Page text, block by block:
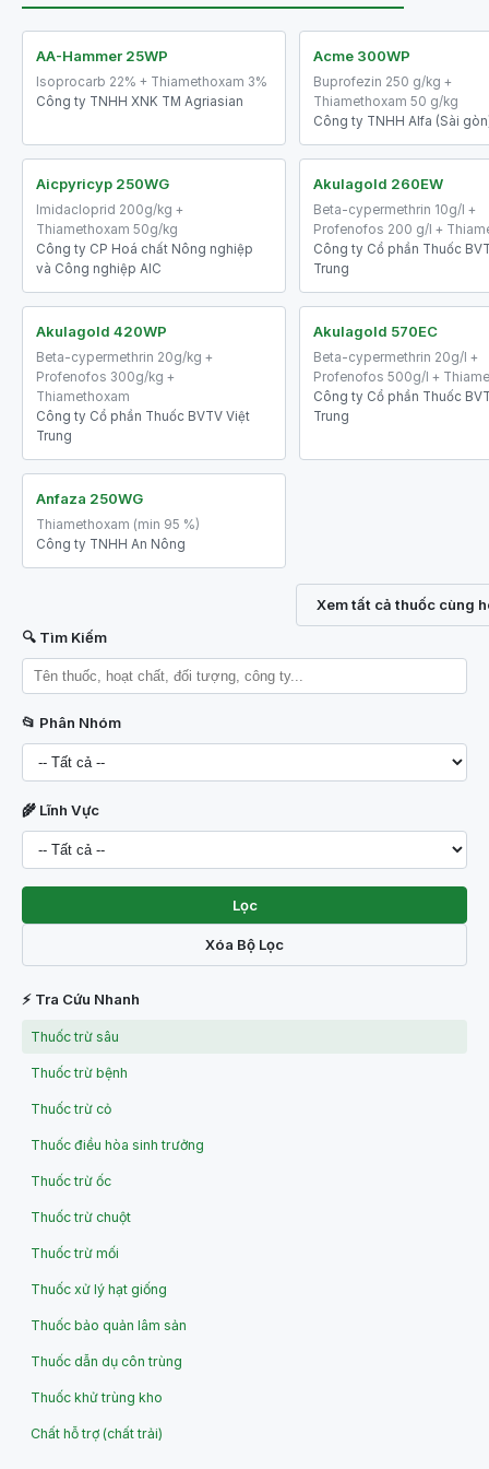
AA-Hammer 25WP
Isoprocarb 22% + Thiamethoxam 3%
Công ty TNHH XNK TM Agriasian
Acme 300WP
Buprofezin 250 g/kg +
Thiamethoxam 50 g/kg
Công ty TNHH Alfa (Sài
Aicpyricyp 250WG
Imidacloprid 200g/kg +
Thiamethoxam 50g/kg
Công ty CP Hoá chất Nông nghiệp
và Công nghiệp AIC
Akulagold 260EW
Beta-cypermethrin 10g/l +
Profenofos 200 g/l +
Công ty Cổ phần Thuốc
Trung
Akulagold 420WP
Beta-cypermethrin 20g/kg +
Profenofos 300g/kg +
Thiamethoxam
Công ty Cổ phần Thuốc BVTV Việt
Trung
Akulagold 570EC
Beta-cypermethrin 20g/l +
Profenofos 500g/l +
Công ty Cổ phần Thuốc
Trung
Anfaza 250WG
Thiamethoxam (min 95 %)
Công ty TNHH An Nông
Xem tất cả thuốc cùng
🔍 Tìm Kiếm
📂 Phân Nhóm
🌾 Lĩnh Vực
Lọc
Xóa Bộ Lọc
⚡ Tra Cứu Nhanh
Thuốc trừ sâu
Thuốc trừ bệnh
Thuốc trừ cỏ
Thuốc điều hòa sinh trưởng
Thuốc trừ ốc
Thuốc trừ chuột
Thuốc trừ mối
Thuốc xử lý hạt giống
Thuốc bảo quản lâm sản
Thuốc dẫn dụ côn trùng
Thuốc khử trùng kho
Chất hỗ trợ (chất trải)